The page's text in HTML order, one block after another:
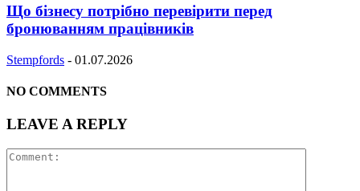
Що бізнесу потрібно перевірити перед
бронюванням працівників
Stempfords - 01.07.2026
NO COMMENTS
LEAVE A REPLY